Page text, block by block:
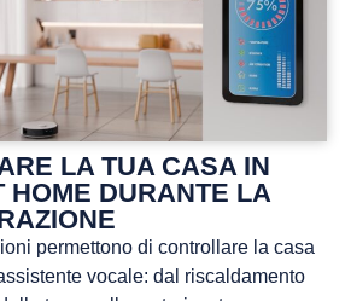
LA TUA CASA IN
HOME DURANTE LA
permettono di controllare la casa
vocale: dal riscaldamento